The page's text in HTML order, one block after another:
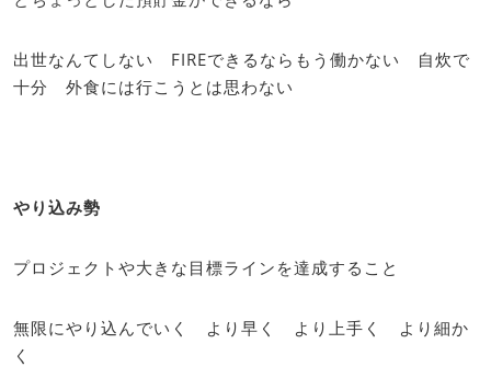
出世なんてしない FIREできるならもう働かない 自炊で
十分 外食には行こうとは思わない
やり込み勢
プロジェクトや大きな目標ラインを達成すること
無限にやり込んでいく より早く より上手く より細か
く